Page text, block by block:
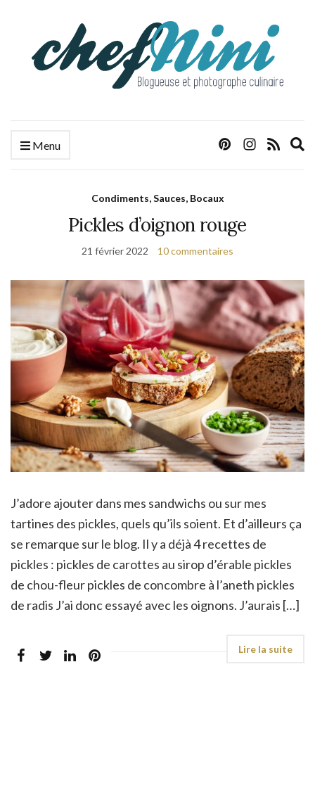
Menu
Condiments, Sauces, Bocaux
Pickles d’oignon rouge
21 février 2022 10 commentaires
J’adore ajouter dans mes sandwichs ou sur mes
tartines des pickles, quels qu’ils soient. Et d’ailleurs ça
se remarque sur le blog. Il y a déjà 4 recettes de
pickles : pickles de carottes au sirop d’érable pickles
de chou-fleur pickles de concombre à l’aneth pickles
de radis J’ai donc essayé avec les oignons. J’aurais […]